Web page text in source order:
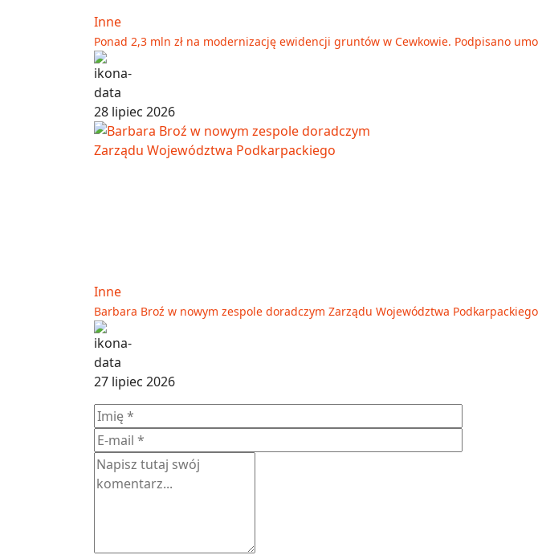
Inne
Ponad 2,3 mln zł na modernizację ewidencji gruntów w Cewkowie. Podpisano
28 lipiec 2026
Inne
Barbara Broź w nowym zespole doradczym Zarządu Województwa Podkarpackiego
27 lipiec 2026